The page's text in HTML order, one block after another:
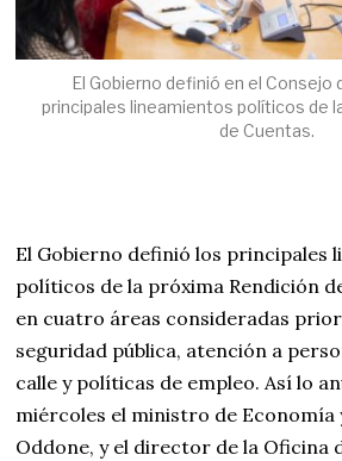
El Gobierno definió en el Consejo
principales lineamientos políticos de
de Cuentas.
El Gobierno definió los principales
políticos de la próxima Rendición
en cuatro áreas consideradas
seguridad pública, atención a
calle y políticas de empleo. Así lo
miércoles el ministro de Economía
Oddone, y el director de la Oficina